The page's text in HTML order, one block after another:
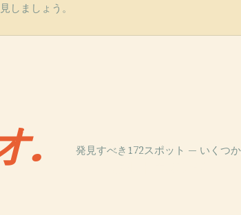
しましょう。
. 発見すべき172スポット — いくつ
PLACE